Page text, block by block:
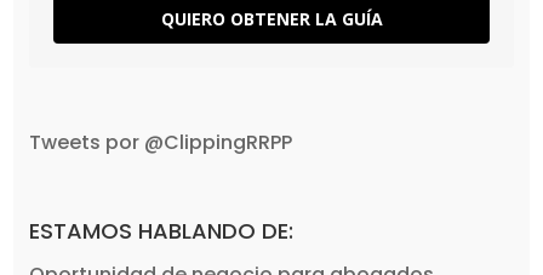
QUIERO OBTENER LA GUÍA
Tweets por @ClippingRRPP
ESTAMOS HABLANDO DE: